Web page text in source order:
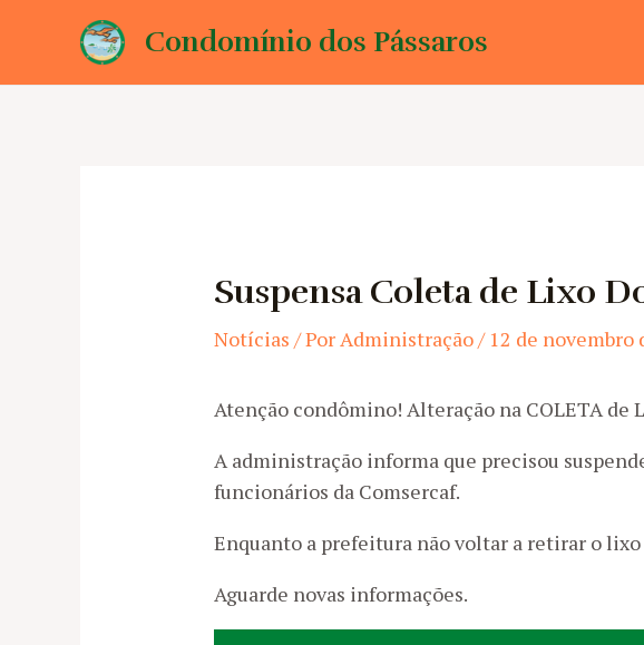
Condomínio dos Pássaros
Suspensa Coleta de Lixo
Notícias / PorAdministração/ 12 de novembro
Atenção condômino! Alteração na COLETA de
A administração informa que precisou
funcionários da Comsercaf.
Enquanto a prefeitura não voltar a retirar o
Aguarde novas informações.